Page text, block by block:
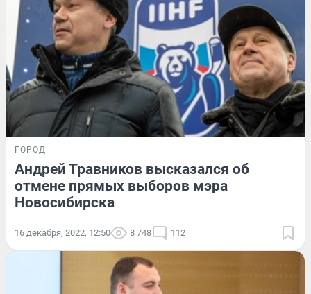
ГОРОД
Андрей Травников высказался об
отмене прямых выборов мэра
Новосибирска
16 декабря, 2022, 12:50 8 748 112